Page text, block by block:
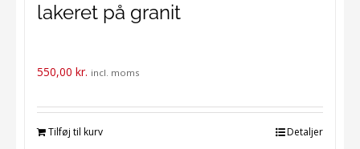
lakeret på granit
550,00 kr. incl. moms
Tilføj til kurv Detaljer